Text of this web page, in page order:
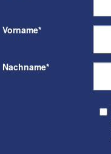
Vorname*
Nachname*